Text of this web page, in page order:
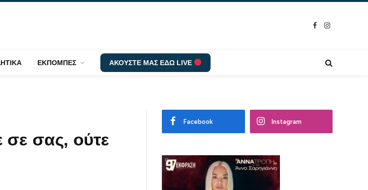
Facebook
Instagram
ΕΚΠΟΜΠΕΣ ΑΚΟΥΣΤΕ ΜΑΣ ΕΔΩ LIVE
σε σας, ούτε
Facebook Instagram